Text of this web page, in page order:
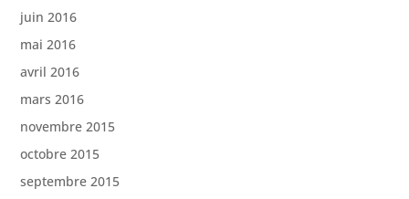
juin 2016
mai 2016
avril 2016
mars 2016
novembre 2015
octobre 2015
septembre 2015